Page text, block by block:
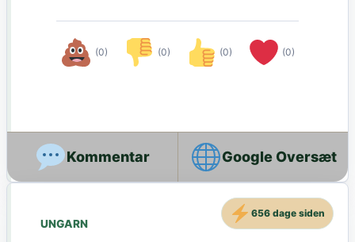
(0) (0) (0) (0)
Google Oversæt
UNGARN
656 dage siden